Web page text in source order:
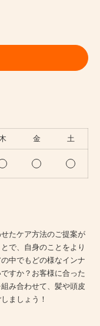
金 土
たケア方法のご提案が
で、自身のことをより
中でもどの様なインナ
すか？お客様に合った
み合わせて、髪や頭皮
ましょう！